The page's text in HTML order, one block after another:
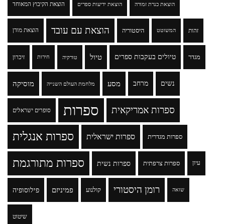
הוצאת הקיבוץ המאוחד הוצאת ידיעות ספרים הוצאת כנרת זמורה
הוצאת מודן הוצאת עם עובד היסטוריה המשוטט זהות
זיכרון חירות טורקיה טיול טיולים בעקבות ספרים מגדר
מוסיקה מלחמת העולם השנייה מסע מרחב נשים
סופרים ישראלים ספרות ספרות אמריקאית
ספרות אנגלית ספרות ישראלית ספרות מגדרית
ספרות מתורגמת ספרות נשית ספרות צרפתית עיון
פילוסופיה פמיניזם קולנוע רומן היסטורי שואה
שיטוט